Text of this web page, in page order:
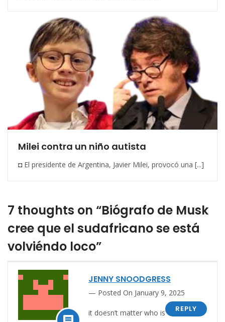
Milei contra un niño autista
◘ El presidente de Argentina, Javier Milei, provocó una [...]
7 thoughts on “Biógrafo de Musk
cree que el sudafricano se está
volviéndo loco”
JENNY SNOODGRESS
Posted On January 9, 2025
REPLY
it doesn’t matter who is